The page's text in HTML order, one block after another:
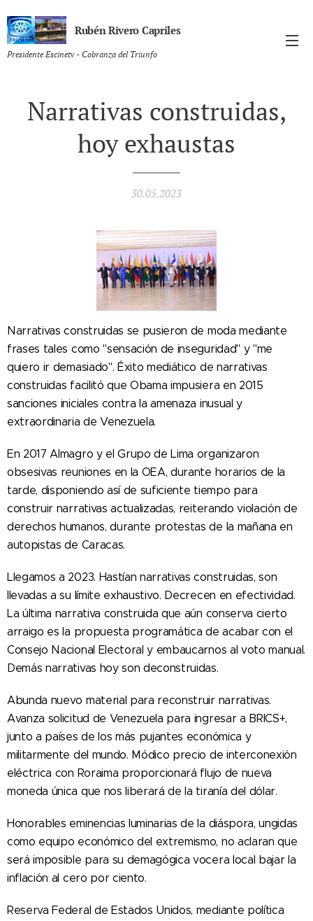
Rubén Rivero Capriles
Presidente Escinetv - Cobranza del Triunfo
Narrativas construidas,
hoy exhaustas
30.05.2023
Narrativas construidas se pusieron de moda mediante
frases tales como "sensación de inseguridad" y "me
quiero ir demasiado". Éxito mediático de narrativas
construidas facilitó que Obama impusiera en 2015
sanciones iniciales contra la amenaza inusual y
extraordinaria de Venezuela.
En 2017 Almagro y el Grupo de Lima organizaron
obsesivas reuniones en la OEA, durante horarios de la
tarde, disponiendo así de suficiente tiempo para
construir narrativas actualizadas, reiterando violación de
derechos humanos, durante protestas de la mañana en
autopistas de Caracas.
Llegamos a 2023. Hastían narrativas construidas, son
llevadas a su límite exhaustivo. Decrecen en efectividad.
La última narrativa construida que aún conserva cierto
arraigo es la propuesta programática de acabar con el
Consejo Nacional Electoral y embaucarnos al voto manual.
Demás narrativas hoy son deconstruidas.
Abunda nuevo material para reconstruir narrativas.
Avanza solicitud de Venezuela para ingresar a BRICS+,
junto a países de los más pujantes económica y
militarmente del mundo. Módico precio de interconexión
eléctrica con Roraima proporcionará flujo de nueva
moneda única que nos liberará de la tiranía del dólar.
Honorables eminencias luminarias de la diáspora, ungidas
como equipo económico del extremismo, no aclaran que
será imposible para su demagógica vocera local bajar la
inflación al cero por ciento.
Reserva Federal de Estados Unidos, mediante política